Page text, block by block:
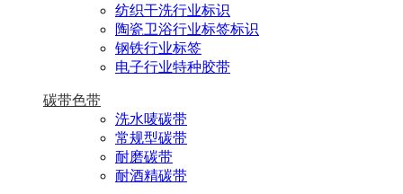
纺织干洗行业标识
陶瓷卫浴行业标签标识
钢铁行业标签
电子行业特种胶带
碳带色带
洗水唛碳带
常规型碳带
耐磨碳带
耐酒精碳带